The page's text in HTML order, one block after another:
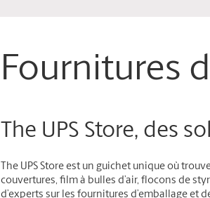
Fournitures
The UPS Store, des
The UPS Store est un guichet unique où
couvertures, film à bulles d’air, flocons de
d’experts sur les fournitures d’emballage et